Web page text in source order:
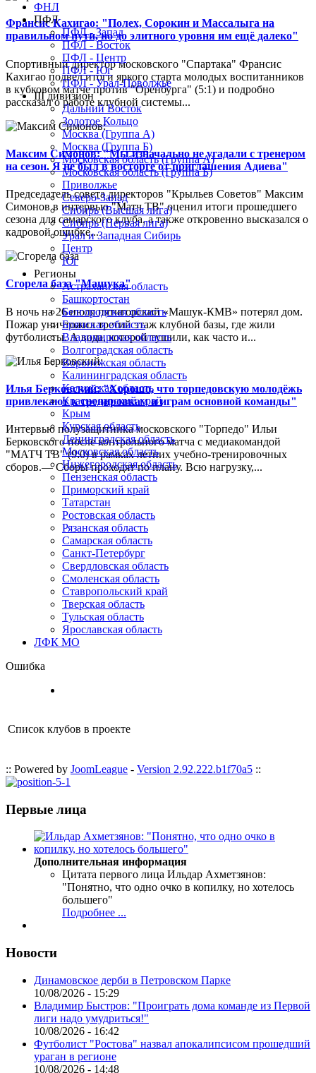
Франсис Кахигао: "Полех, Сорокин и Массалыга на
правильном пути, но до элитного уровня им ещё далеко"
Спортивный директор московского "Спартака" Франсис
Кахигао подвел итоги яркого старта молодых воспитанников
в кубковом матче против "Оренбурга" (5:1) и подробно
рассказал о работе клубной системы...
Максим Симонов: "Мы изначально не угадали с тренером
на сезон. Я не был в восторге от приглашения Адиева"
Председатель совета директоров "Крыльев Советов" Максим
Симонов в интервью "Матч ТВ" оценил итоги прошедшего
сезона для самарского клуба, а также откровенно высказался о
кадровой ошибке...
Сгорела база "Машука"
В ночь на 26 июля пятигорский «Машук-КМВ» потерял дом.
Пожар уничтожил третий этаж клубной базы, где жили
футболисты. А вода, которой тушили, как часто и...
Илья Берковский: "Хорошо, что торпедовскую молодёжь
привлекают к тренировкам и играм основной команды"
Интервью полузащитника московского "Торпедо" Ильи
Берковского после контрольного матча с медиакомандой
"МАТЧ ТВ" (9:0) в рамках летних учебно-тренировочных
сборов.— Сборы проходят по плану. Всю нагрузку,...
ФНЛ
ПФЛ
ПФЛ - Запад
ПФЛ - Восток
ПФЛ - Центр
ПФЛ - Юг
ПФЛ - Урал-Поволжье
III дивизион
Дальний Восток
Золотое Кольцо
Москва (Группа А)
Москва (Группа Б)
Московская область (Группа А)
Московская область (Группа Б)
Приволжье
Северо-Запад
Сибирь (Высшая лига)
Сибирь (Первая лига)
Урал и Западная Сибирь
Центр
Юг
Регионы
Астраханская область
Башкортостан
Белгородская область
Брянская область
Владимирская область
Волгоградская область
Воронежская область
Калининградская область
Калужская область
Краснодарский край
Крым
Курская область
Ленинградская область
Московская область
Нижегородская область
Пензенская область
Приморский край
Татарстан
Ростовская область
Рязанская область
Самарская область
Санкт-Петербург
Свердловская область
Смоленская область
Ставропольский край
Тверская область
Тульская область
Ярославская область
ЛФК МО
Ошибка
Список клубов в проекте
:: Powered by JoomLeague - Version 2.92.222.b1f70a5 ::
Первые лица
Дополнительная информация
Цитата первого лица Ильдар Ахметзянов:
"Понятно, что одно очко в копилку, но хотелось
большего"
Подробнее ...
Новости
Динамовское дерби в Петровском Парке
10/08/2026 - 15:29
Владимир Быстров: "Проиграть дома команде из Первой
лиги надо умудриться!"
10/08/2026 - 16:42
Футболист "Ростова" назвал апокалипсисом прошедший
ураган в регионе
10/08/2026 - 14:48